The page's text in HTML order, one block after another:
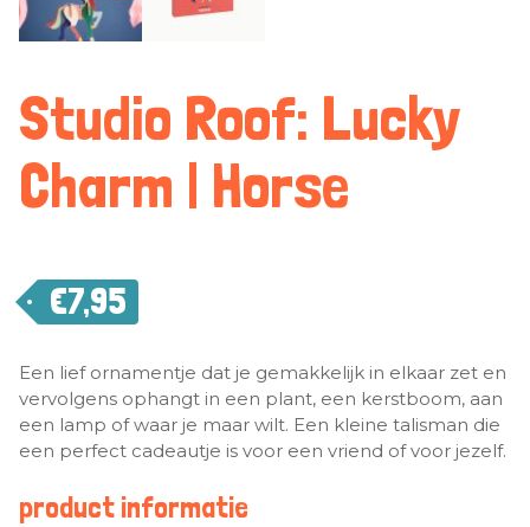
Studio Roof: Lucky
Charm | Horse
€7,95
Een lief ornamentje dat je gemakkelijk in elkaar zet en
vervolgens ophangt in een plant, een kerstboom, aan
een lamp of waar je maar wilt. Een kleine talisman die
een perfect cadeautje is voor een vriend of voor jezelf.
product informatie